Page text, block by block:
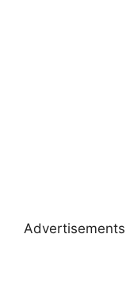
Advertisements